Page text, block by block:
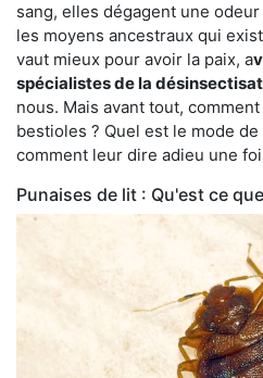
sang, elles dégagent une
les moyens ancestraux qui
vaut mieux pour avoir la paix, a
spécialistes de la
nous. Mais avant tout,
bestioles ? Quel est le mode
comment leur dire adieu une
Punaises de lit : Qu'est ce